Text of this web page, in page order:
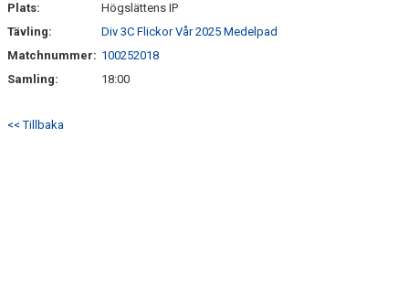
KONTAKT
MATCHER
Plats:
Högslättens IP
Tävling:
Div 3C Flickor Vår 2025 Medelpad
Matchnummer: 100252018
Samling:
18:00
<< Tillbaka